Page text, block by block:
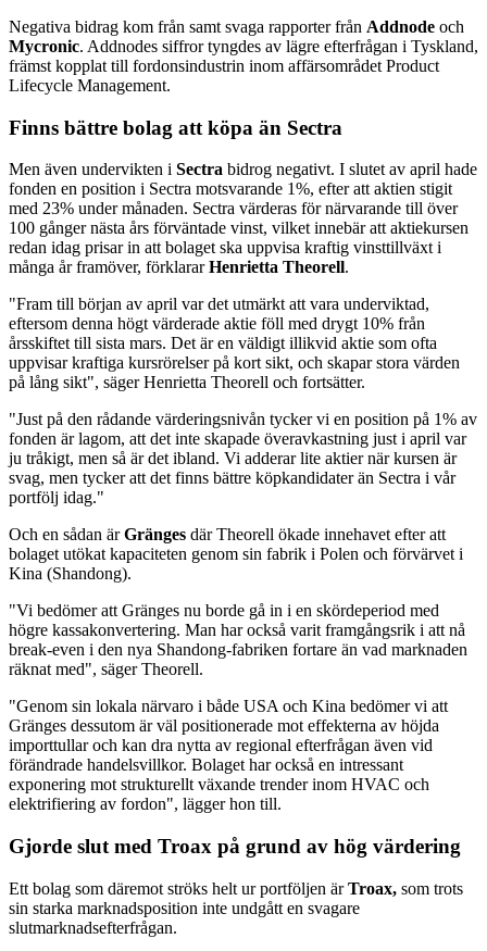
Negativa bidrag kom från samt svaga rapporter från Addnode och
Mycronic. Addnodes siffror tyngdes av lägre efterfrågan i Tyskland,
främst kopplat till fordonsindustrin inom affärsområdet Product
Lifecycle Management.
Finns bättre bolag att köpa än Sectra
Men även undervikten i Sectra bidrog negativt. I slutet av april hade
fonden en position i Sectra motsvarande 1%, efter att aktien stigit
med 23% under månaden. Sectra värderas för närvarande till över
100 gånger nästa års förväntade vinst, vilket innebär att aktiekursen
redan idag prisar in att bolaget ska uppvisa kraftig vinsttillväxt i
många år framöver, förklararHenrietta Theorell.
"Fram till början av april var det utmärkt att vara underviktad,
eftersom denna högt värderade aktie föll med drygt 10% från
årsskiftet till sista mars. Det är en väldigt illikvid aktie som ofta
uppvisar kraftiga kursrörelser på kort sikt, och skapar stora värden
på lång sikt", säger Henrietta Theorell och fortsätter.
"Just på den rådande värderingsnivån tycker vi en position på 1% av
fonden är lagom, att det inte skapade överavkastning just i april var
ju tråkigt, men så är det ibland. Vi adderar lite aktier när kursen är
svag, men tycker att det finns bättre köpkandidater än Sectra i vår
portfölj idag."
Och en sådan ärGränges där Theorell ökade innehavet efter att
bolaget utökat kapaciteten genom sin fabrik i Polen och förvärvet i
Kina (Shandong).
"Vi bedömer att Gränges nu borde gå in i en skördeperiod med
högre kassakonvertering. Man har också varit framgångsrik i att nå
break-even i den nya Shandong-fabriken fortare än vad marknaden
räknat med", säger Theorell.
"Genom sin lokala närvaro i både USA och Kina bedömer vi att
Gränges dessutom är väl positionerade mot effekterna av höjda
importtullar och kan dra nytta av regional efterfrågan även vid
förändrade handelsvillkor. Bolaget har också en intressant
exponering mot strukturellt växande trender inom HVAC och
elektrifiering av fordon", lägger hon till.
Gjorde slut med Troax på grund av hög värdering
Ett bolag som däremot ströks helt ur portföljen ärTroax, som trots
sin starka marknadsposition inte undgått en svagare
slutmarknadsefterfrågan.